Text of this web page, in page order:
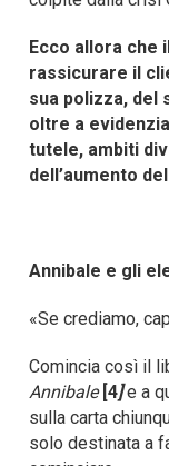
Ecco allora che
rassicurare il
sua polizza, del
oltre a
tutele, ambiti
dell’aumento
Annibale e gli
«Se crediamo,
Comincia così il
Annibale [4]e a
sulla carta
solo destinata a